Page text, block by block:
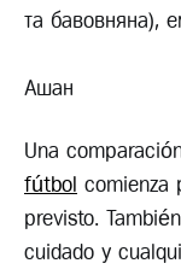
та бавовняна),
Ашан
Una
fútbol comienza
previsto.
cuidado y